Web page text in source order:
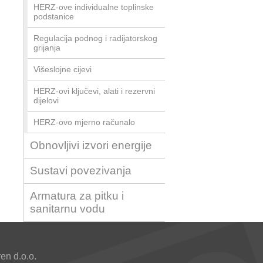
HERZ-ove individualne toplinske
podstanice
Regulacija podnog i radijatorskog
grijanja
Višeslojne cijevi
HERZ-ovi ključevi, alati i rezervni
dijelovi
HERZ-ovo mjerno računalo
Obnovljivi izvori energije
Sustavi povezivanja
Armatura za pitku i
sanitarnu vodu
d.o.o.